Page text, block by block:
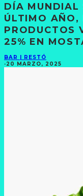
DÍA MUNDIAL
ÚLTIMO AÑO,
PRODUCTOS
25% EN
BAR | RESTÓ
·20 MARZO, 2025